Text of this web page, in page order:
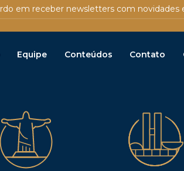
em receber newsletters com novidades
Equipe Conteúdos Contato